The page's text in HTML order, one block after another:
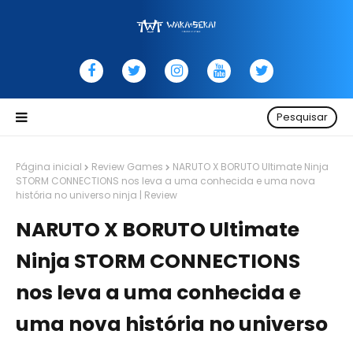
Pesquisar
Página inicial Review Games
NARUTO X BORUTO Ultimate Ninja
STORM CONNECTIONS nos leva a uma conhecida e uma nova
história no universo ninja | Review
NARUTO X BORUTO Ultimate
Ninja STORM CONNECTIONS
nos leva a uma conhecida e
uma nova história no universo